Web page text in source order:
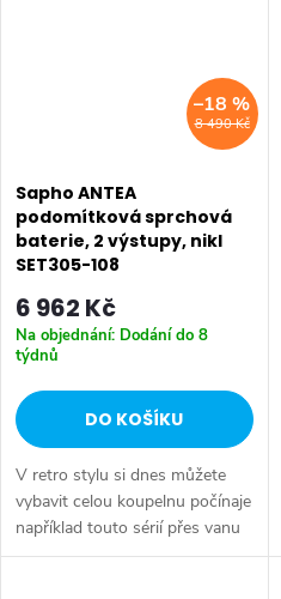
8 490 Kč
–18 %
Sapho ANTEA
podomítková sprchová
baterie, 2 výstupy, nikl
SET305-108
6 962 Kč
Na objednání: Dodání do 8
týdnů
DO KOŠÍKU
V retro stylu si dnes můžete
vybavit celou koupelnu počínaje
například touto sérií přes vanu
Retro, doplňky Diamond až po